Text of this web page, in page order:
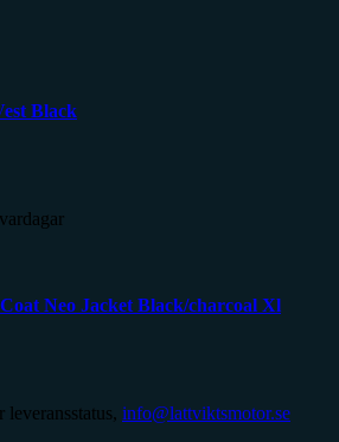
Black
Neo Jacket Black/charcoal Xl
leveransstatus, info@lattviktsmotor.se